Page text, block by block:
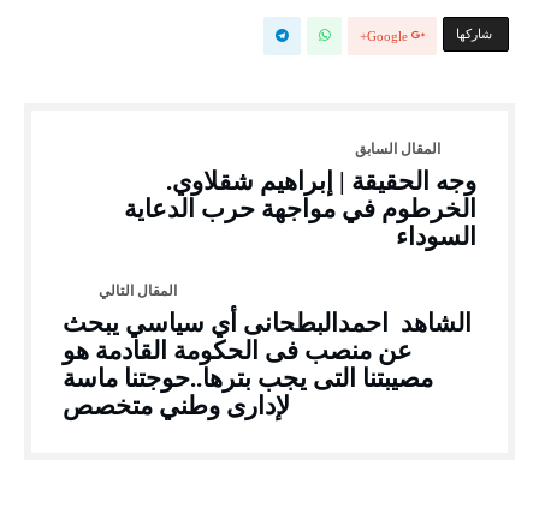
‫‫ شاركها‬ Google+
وجه الحقيقة | إبراهيم شقلاوي.
الخرطوم في مواجهة حرب الدعاية
السوداء
الشاهد احمدالبطحانى أي سياسي يبحث
عن منصب فى الحكومة القادمة هو
مصيبتنا التى يجب بترها..حوجتنا ماسة
لإدارى وطني متخصص